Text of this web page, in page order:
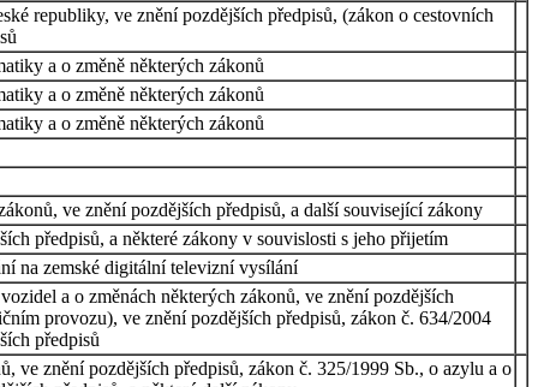
republiky, ve znění pozdějších předpisů, (zákon o cestovních
a o změně některých zákonů
a o změně některých zákonů
a o změně některých zákonů
ve znění pozdějších předpisů, a další související zákony
předpisů, a některé zákony v souvislosti s jeho přijetím
na zemské digitální televizní vysílání
a o změnách některých zákonů, ve znění pozdějších
provozu), ve znění pozdějších předpisů, zákon č. 634/2004
předpisů
ve znění pozdějších předpisů, zákon č. 325/1999 Sb., o azylu a o